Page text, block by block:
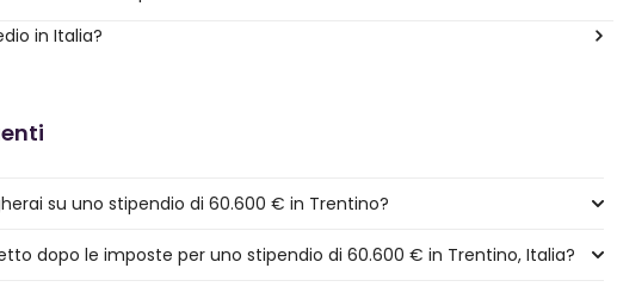
in Italia?
su uno stipendio di 60.600 € in Trentino?
dopo le imposte per uno stipendio di 60.600 € in Trentino, Italia?